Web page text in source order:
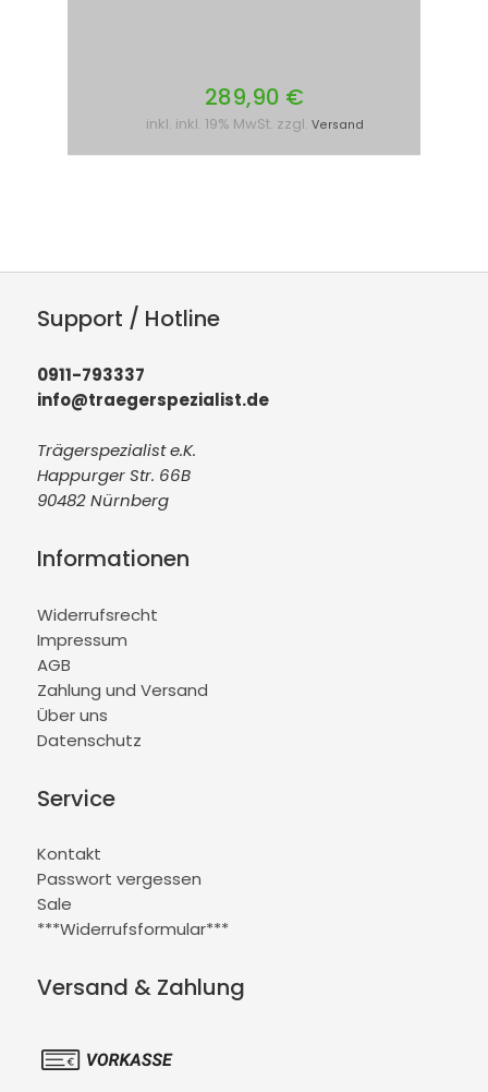
289,90 €
inkl. inkl. 19% MwSt. zzgl. Versand
Support / Hotline
0911-793337
info@traegerspezialist.de
Trägerspezialist e.K.
Happurger Str. 66B
90482 Nürnberg
Informationen
Widerrufsrecht
Impressum
AGB
Zahlung und Versand
Über uns
Datenschutz
Service
Kontakt
Passwort vergessen
Sale
***Widerrufsformular***
Versand & Zahlung